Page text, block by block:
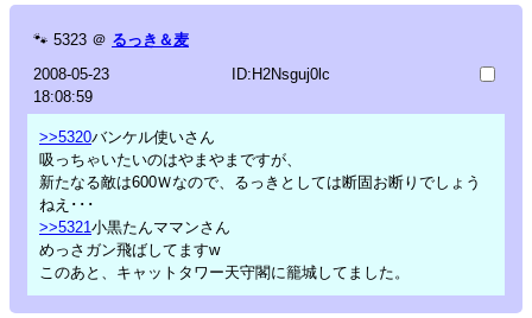
🐾 5323 ＠ るっき＆麦
2008-05-23
18:08:59
ID:H2Nsguj0lc
>>5320バンケル使いさん
吸っちゃいたいのはやまやまですが、
新たなる敵は600Ｗなので、るっきとしては断固お断りでしょう
ねえ･･･
>>5321小黒たんママンさん
めっさガン飛ばしてますw
このあと、キャットタワー天守閣に籠城してました。